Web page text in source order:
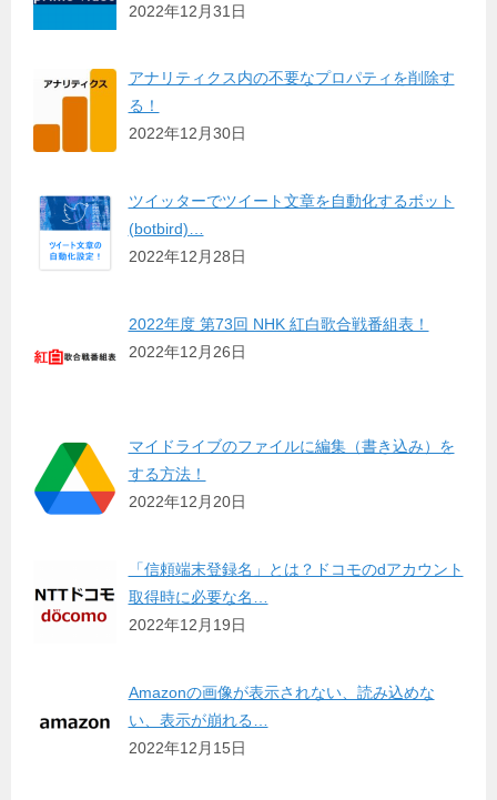
2022年12月31日
アナリティクス内の不要なプロパティを削除す
る！
2022年12月30日
ツイッターでツイート文章を自動化するボット
(botbird)…
2022年12月28日
2022年度 第73回 NHK 紅白歌合戦番組表！
2022年12月26日
マイドライブのファイルに編集（書き込み）を
する方法！
2022年12月20日
「信頼端末登録名」とは？ドコモのdアカウント
取得時に必要な名…
2022年12月19日
Amazonの画像が表示されない、読み込めな
い、表示が崩れる…
2022年12月15日